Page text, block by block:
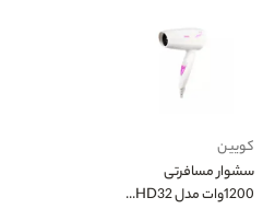
کویین
سشوار مسافرتی
1200وات مدل HD32...